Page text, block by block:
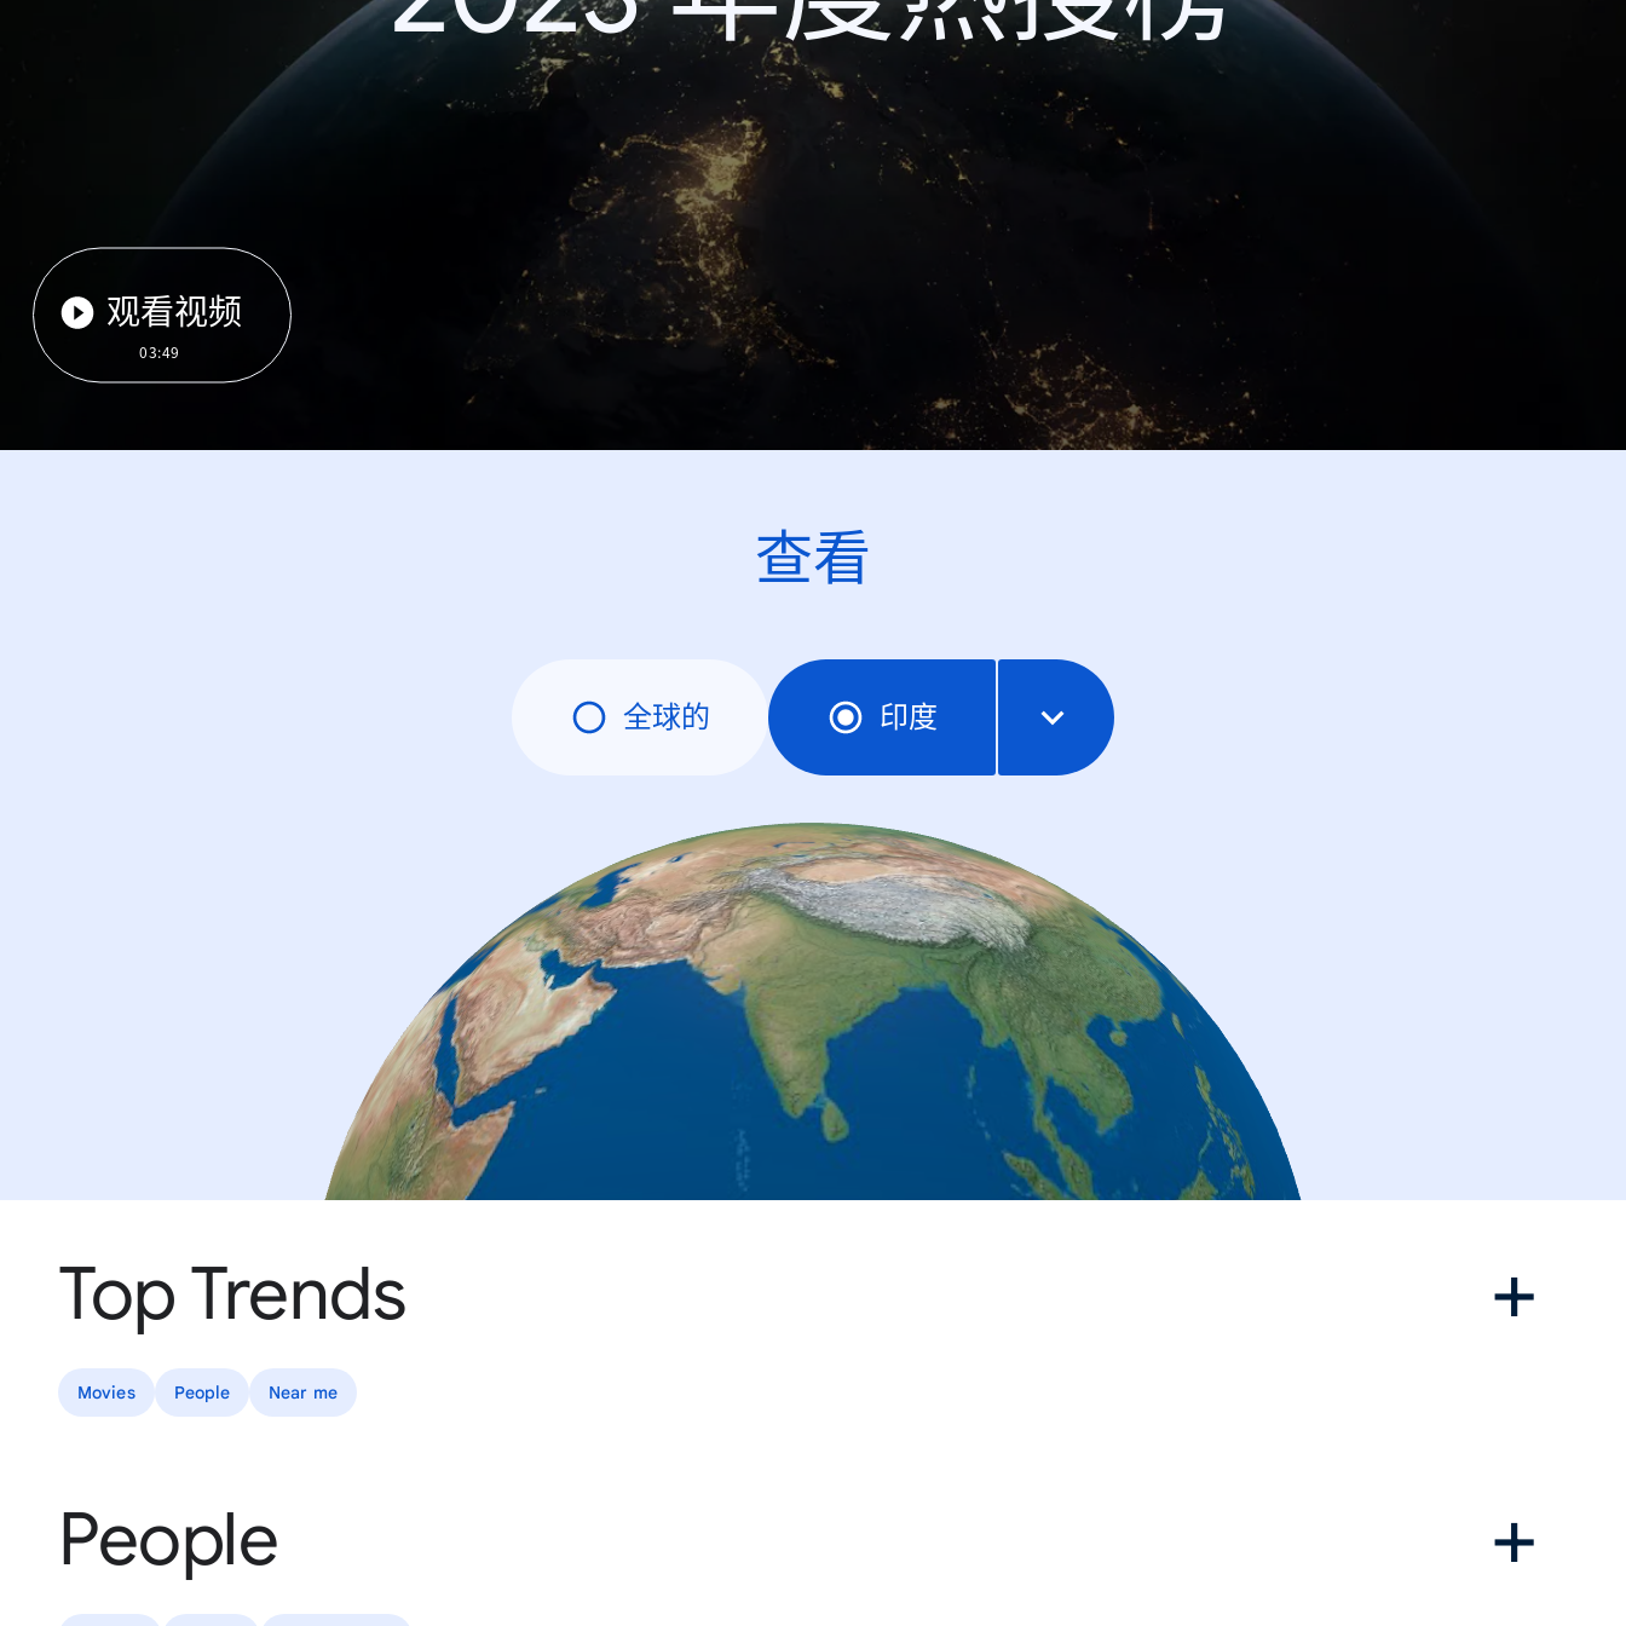
观看视频
03:49
查看
全球的 印度
Top Trends
Movies People Near me
People